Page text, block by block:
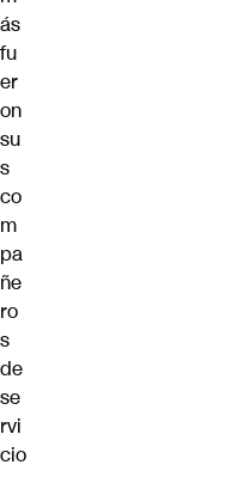
ás
fu
er
on
su
s
co
m
pa
ñe
ro
s
de
se
rvi
cio